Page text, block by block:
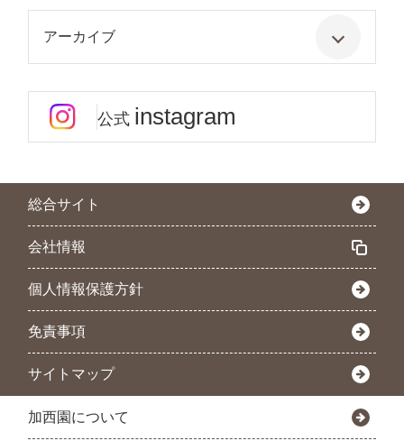
アーカイブ
公式 instagram
総合サイト
会社情報
個人情報保護方針
免責事項
サイトマップ
加西園について